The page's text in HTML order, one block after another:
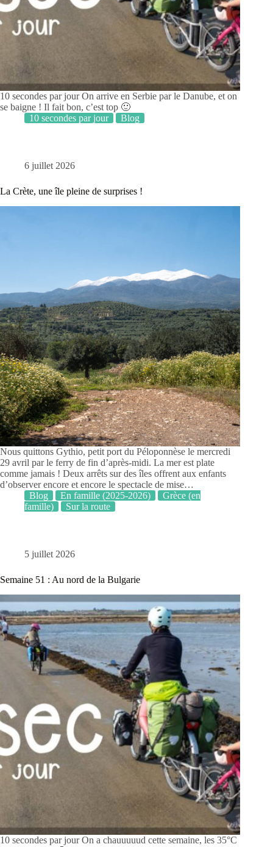
10 secondes par jour On arrive en Serbie par le Danube, et on
se baigne ! Il fait bon, c’est top 🙂
10 secondes par jour
Blog
6 juillet 2026
La Crète, une île pleine de surprises !
Nous quittons Gythio, petit port du Péloponnèse le mercredi
29 avril par le ferry de fin d’après-midi. La mer est plate
comme jamais ! Deux arrêts sur des îles offrent aux enfants
d’observer encore et encore le spectacle de mise…
Blog
En famille (2025-2026)
Grèce (en
famille)
Sur la route
5 juillet 2026
Semaine 51 : Au nord de la Bulgarie
10 secondes par jour On a chauuuuud cette semaine, les 35°C